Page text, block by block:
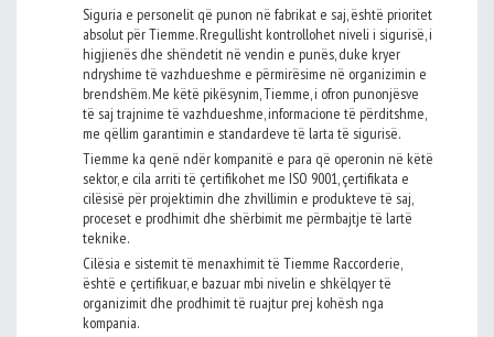
Siguria e personelit që punon në fabrikat e saj, është prioritet
absolut për Tiemme. Rregullisht kontrollohet niveli i sigurisë, i
higjienës dhe shëndetit në vendin e punës, duke kryer
ndryshime të vazhdueshme e përmirësime në organizimin e
brendshëm. Me këtë pikësynim, Tiemme, i ofron punonjësve
të saj trajnime të vazhdueshme, informacione të përditshme,
me qëllim garantimin e standardeve të larta të sigurisë.
Tiemme ka qenë ndër kompanitë e para që operonin në këtë
sektor, e cila arriti të çertifikohet me ISO 9001, çertifikata e
cilësisë për projektimin dhe zhvillimin e produkteve të saj,
proceset e prodhimit dhe shërbimit me përmbajtje të lartë
teknike.
Cilësia e sistemit të menaxhimit të Tiemme Raccorderie,
është e çertifikuar, e bazuar mbi nivelin e shkëlqyer të
organizimit dhe prodhimit të ruajtur prej kohësh nga
kompania.